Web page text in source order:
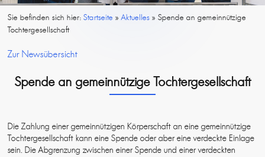
Sie befinden sich hier:Startseite »Aktuelles »Spende an gemeinnützige
Tochtergesellschaft
Zur Newsübersicht
Spende an gemeinnützige Tochtergesellschaft
Die Zahlung einer gemeinnützigen Körperschaft an eine gemeinnützige
Tochtergesellschaft kann eine Spende oder aber eine verdeckte Einlage
sein. Die Abgrenzung zwischen einer Spende und einer verdeckten